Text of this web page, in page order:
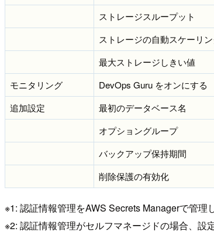
ストレージスループット
ストレージの自動スケーリ
最大ストレージしきい値
モニタリング
DevOps Guru をオンにする
追加設定 最初のデータベース名
オプショングループ
バックアップ保持期間
削除保護の有効化
※1: 認証情報管理をAWS Secrets Managerで管理
※2: 認証情報管理がセルフマネージドの場合、設